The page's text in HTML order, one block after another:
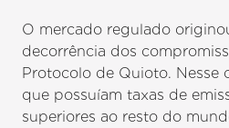
O mercado regulado
decorrência dos
Protocolo de Quioto. Nesse
que possuíam taxas de
superiores ao resto do